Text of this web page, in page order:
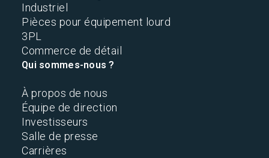
Industriel
Pièces pour équipement lourd
3PL
Commerce de détail
Qui sommes-nous ?
À propos de nous
Équipe de direction
Investisseurs
Salle de presse
Carrières